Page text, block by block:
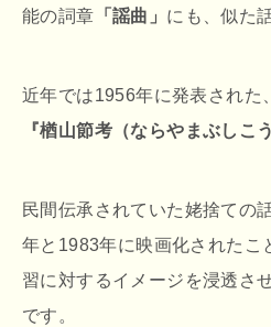
能の詞章 「謡曲」 にも、似た
近年では1956年に発表された
『楢山節考（ならやまぶしこ
民間伝承されていた姥捨ての
年と1983年に映画化されたこ
習に対するイメージを浸透さ
です。